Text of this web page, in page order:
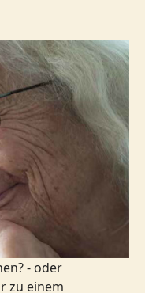
- oder
zu einem